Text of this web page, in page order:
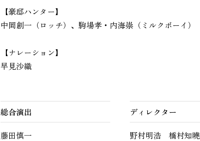
【豪邸ハンター】
中岡創一（ロッチ）、駒場孝・内海崇（ミルクボーイ）
【ナレーション】
早見沙織
総合演出
藤田慎一
ディレクター
野村明浩 橋村知曉